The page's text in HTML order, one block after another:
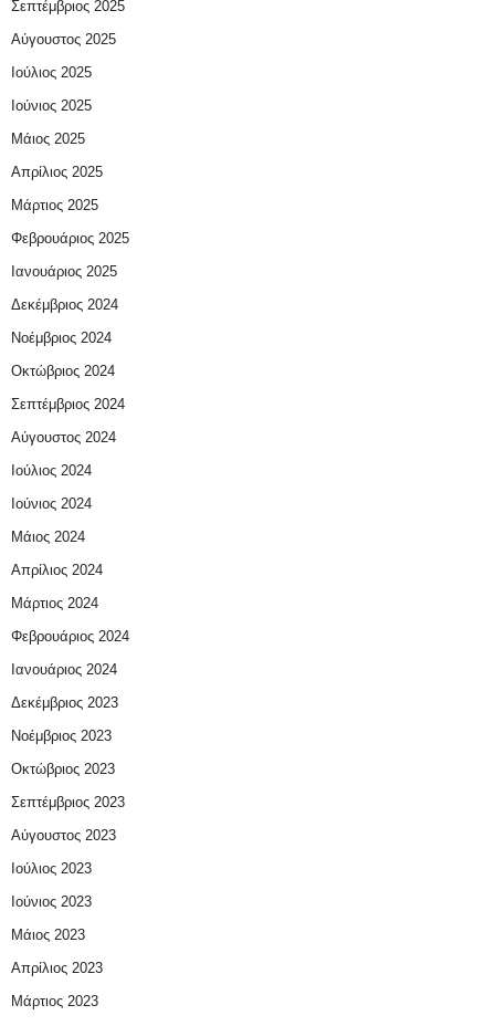
Σεπτέμβριος 2025
Αύγουστος 2025
Ιούλιος 2025
Ιούνιος 2025
Μάιος 2025
Απρίλιος 2025
Μάρτιος 2025
Φεβρουάριος 2025
Ιανουάριος 2025
Δεκέμβριος 2024
Νοέμβριος 2024
Οκτώβριος 2024
Σεπτέμβριος 2024
Αύγουστος 2024
Ιούλιος 2024
Ιούνιος 2024
Μάιος 2024
Απρίλιος 2024
Μάρτιος 2024
Φεβρουάριος 2024
Ιανουάριος 2024
Δεκέμβριος 2023
Νοέμβριος 2023
Οκτώβριος 2023
Σεπτέμβριος 2023
Αύγουστος 2023
Ιούλιος 2023
Ιούνιος 2023
Μάιος 2023
Απρίλιος 2023
Μάρτιος 2023